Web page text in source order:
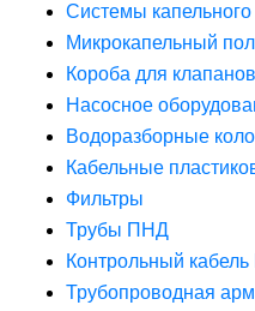
Системы
Микрокапельный
Короба для
Насосное
Водоразборные
Кабельные
Фильтры
Трубы ПНД
Контрольный
Трубопроводная